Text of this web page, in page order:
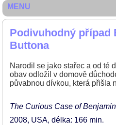
Podivuhodný případ
Buttona
Narodil se jako stařec a od té
obav odložil v domově
půvabnou dívkou, která přišla
The Curious Case of
2008 USA délka: 166 min
MENU